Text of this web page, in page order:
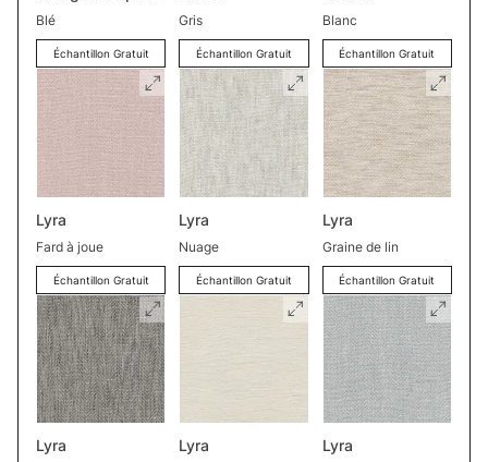
Blé
Échantillon Gratuit
Gris
Échantillon Gratuit
Blanc
Échantillon Gratuit
Lyra
Fard à joue
Échantillon Gratuit
Lyra
Nuage
Échantillon Gratuit
Lyra
Graine de lin
Échantillon Gratuit
Lyra Lyra Lyra